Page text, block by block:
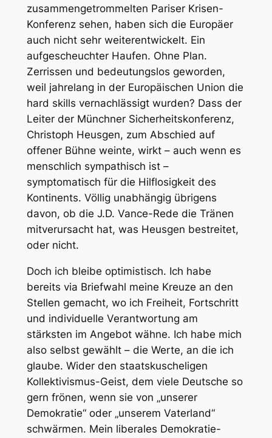
zusammengetrommelten Pariser Krisen-
Konferenz sehen, haben sich die Europäer
auch nicht sehr weiterentwickelt. Ein
aufgescheuchter Haufen. Ohne Plan.
Zerrissen und bedeutungslos geworden,
weil jahrelang in der Europäischen Union die
hard skills vernachlässigt wurden? Dass der
Leiter der Münchner Sicherheitskonferenz,
Christoph Heusgen, zum Abschied auf
offener Bühne weinte, wirkt – auch wenn es
menschlich sympathisch ist –
symptomatisch für die Hilflosigkeit des
Kontinents. Völlig unabhängig übrigens
davon, ob die J.D. Vance-Rede die Tränen
mitverursacht hat, was Heusgen bestreitet,
oder nicht.
Doch ich bleibe optimistisch. Ich habe
bereits via Briefwahl meine Kreuze an den
Stellen gemacht, wo ich Freiheit, Fortschritt
und individuelle Verantwortung am
stärksten im Angebot wähne. Ich habe mich
also selbst gewählt – die Werte, an die ich
glaube. Wider den staatskuscheligen
Kollektivismus-Geist, dem viele Deutsche so
gern frönen, wenn sie von „unserer
Demokratie“ oder „unserem Vaterland“
schwärmen. Mein liberales Demokratie-